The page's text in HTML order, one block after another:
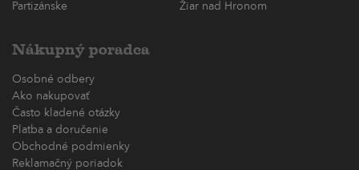
Partizánske
Žiar nad Hronom
Nákupný poradca
Osobné odbery
Ako nakupovať
Často kladené otázky
Platba a doručenie
Obchodné podmienky
Reklamačný poriadok